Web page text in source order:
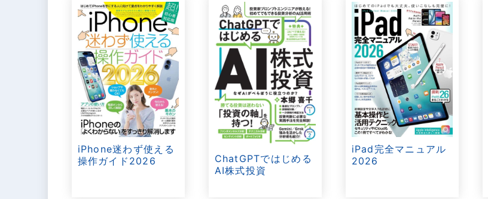
iPhone迷わず使える
操作ガイド2026
ChatGPTではじめる
AI株式投資
iPad完全マニュアル
2026